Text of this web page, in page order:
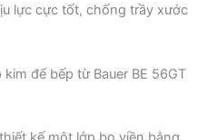
lực cực tốt, chống trầy xước
để bếp từ Bauer BE 56GT